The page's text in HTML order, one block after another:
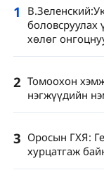
1
боловсруулах
хөлөг
2 Томоохон
нэгжүүдийн
3 Оросын ГХЯ:
хурцатгаж